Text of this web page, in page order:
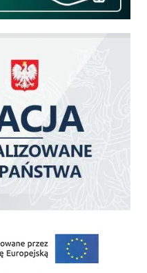
samochodu ratowniczo-gaśniczego z